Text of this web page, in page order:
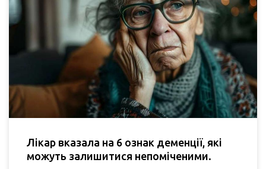
Лікар вказала на 6 ознак деменції, які
можуть залишитися непоміченими.